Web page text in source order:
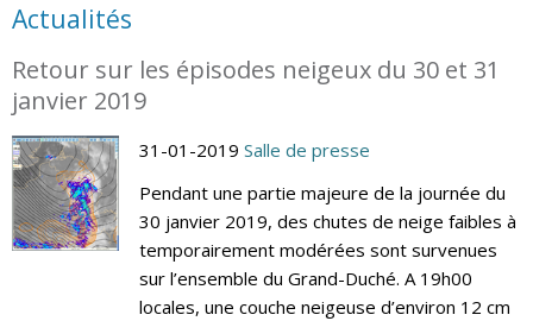
Actualités
Retour sur les épisodes neigeux du 30 et 31
janvier 2019
31-01-2019 Salle de presse
Pendant une partie majeure de la journée du
30 janvier 2019, des chutes de neige faibles à
temporairement modérées sont survenues
sur l’ensemble du Grand-Duché. A 19h00
locales, une couche neigeuse d’environ 12 cm